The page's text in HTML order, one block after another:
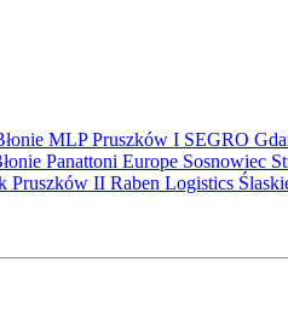
MLP Pruszków I SEGRO
Panattoni Europe Sosnowiec
Pruszków II Raben Logistics